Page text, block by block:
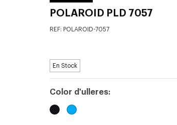
POLAROID PLD 7057
REF: POLAROID-7057
En Stock
Color d'ulleres: